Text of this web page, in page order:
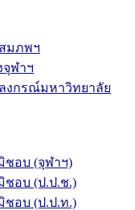
มภพฯ
ฬาฯ
งกรณ์มหาวิทยาลัย
ชอบ (จุฬาฯ)
ชอบ (ป.ป.ช.)
ชอบ (ป.ป.ท.)